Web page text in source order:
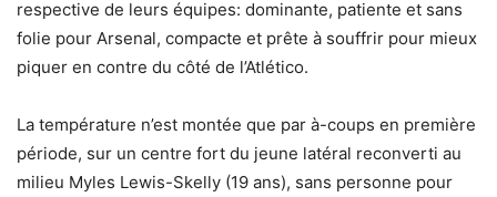
respective de leurs équipes: dominante, patiente et sans
folie pour Arsenal, compacte et prête à souffrir pour mieux
piquer en contre du côté de l’Atlético.
La température n’est montée que par à-coups en première
période, sur un centre fort du jeune latéral reconverti au
milieu Myles Lewis-Skelly (19 ans), sans personne pour